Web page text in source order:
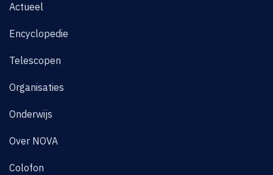
Actueel
Encyclopedie
Telescopen
Organisaties
Onderwijs
Over NOVA
Colofon